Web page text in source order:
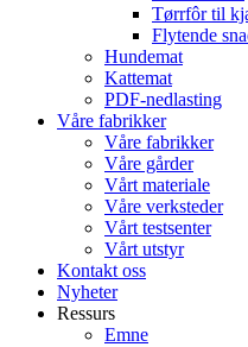
Tørrfôr til
Flytende
Hundemat
Kattemat
PDF-nedlasting
Våre fabrikker
Våre fabrikker
Våre gårder
Vårt materiale
Våre verksteder
Vårt testsenter
Vårt utstyr
Kontakt oss
Nyheter
Ressurs
Emne